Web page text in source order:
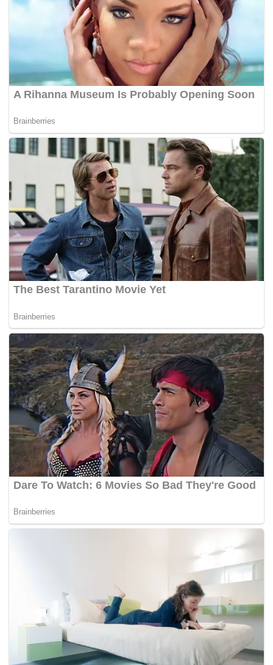
Kedua tim sejatinya keberatan dengan tanggal
tersebut karena terlalu dekat dengan berakhirnya
jeda internasional, membuat waktu istirahat pemain
jadi minim. Namun, RFEF menolak permintaan
tersebut.
Martinez sendiri menjadi salah satu pemain penting
di skuad Barcelona musim ini. Dia sudah 23 kali tampil
di Liga Spanyol musim ini dan bermain 90 menit
penuh di laga melawan Osasuna, yang dimenangkan
Barca lewat gol-gol dari Ferran Torres, Dani Olmo,
dan Robert Lewandowski.(*)